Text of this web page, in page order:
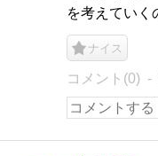
を考えていく
ナイス
コメント(0)